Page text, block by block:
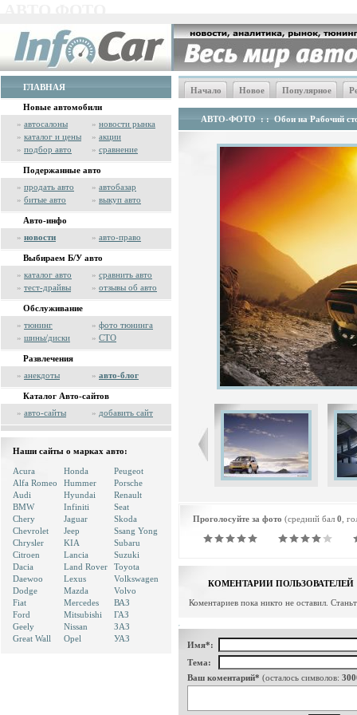
ГЛАВНАЯ
Новые автомобили
» автосалоны » новости рынка
» каталог и цены » акции
» подбор авто » сравнение
Подержанные авто
» продать авто » автобазар
» битые авто » выкуп авто
Авто-инфо
» новости » авто-право
Выбираем Б/У авто
» каталог авто » сравнить авто
» тест-драйвы » отзывы об авто
Обслуживание
» тюнинг » фото тюнинга
» шины/диски » СТО
Развлечения
» анекдоты » авто-блог
Каталог Авто-сайтов
» авто-сайты » добавить сайт
Наши сайты о марках авто:
Acura
Alfa Romeo
Audi
BMW
Chery
Chevrolet
Chrysler
Citroen
Dacia
Daewoo
Dodge
Fiat
Ford
Geely
Great Wall
Honda
Hummer
Hyundai
Infiniti
Jaguar
Jeep
KIA
Lancia
Land Rover
Lexus
Mazda
Mercedes
Mitsubishi
Nissan
Opel
Peugeot
Porsche
Renault
Seat
Skoda
Ssang Yong
Subaru
Suzuki
Toyota
Volkswagen
Volvo
ВАЗ
ГАЗ
ЗАЗ
УАЗ
Начало Новое Популярное
АВТО-ФОТО : : Обои на Рабочий
Проголосуйте за фото (средний бал 0 ,
КОМЕНТАРИИ ПОЛЬЗОВАТЕЛЕЙ
Коментариев пока никто не оставил.
Имя*:
Тема:
Ваш коментарий* (осталось символов: